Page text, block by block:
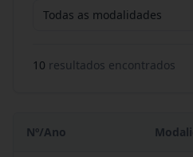
Todas as modalidades
10 resultados encontrados
Nº/Ano